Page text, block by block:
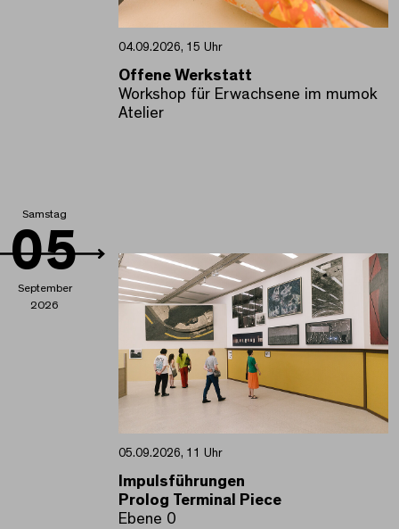
04.09.2026, 15 Uhr
Offene Werkstatt
Workshop für Erwachsene im mumok
Atelier
Samstag
05
September
2026
05.09.2026, 11 Uhr
Impulsführungen
Prolog Terminal Piece
Ebene 0